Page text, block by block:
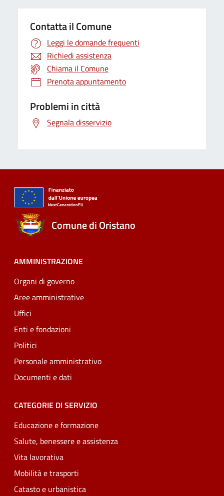
Contatta il Comune
Leggi le domande frequenti
Richiedi assistenza
Chiama il Comune
Prenota appuntamento
Problemi in città
Segnala disservizio
Comune di Oristano
AMMINISTRAZIONE
Organi di governo
Aree amministrative
Uffici
Enti e fondazioni
Politici
Personale amministrativo
Documenti e dati
CATEGORIE DI SERVIZIO
Educazione e formazione
Salute, benessere e assistenza
Vita lavorativa
Mobilità e trasporti
Catasto e urbanistica